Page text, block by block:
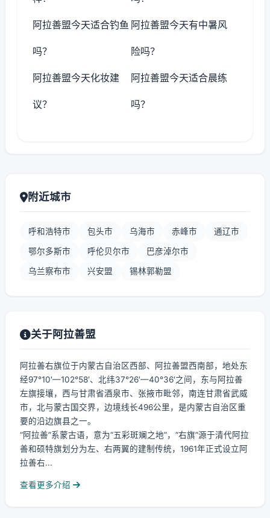
阿拉善盟今天适合钓鱼
吗？
阿拉善盟今天有中暑风
险吗？
阿拉善盟今天化妆建
议？
阿拉善盟今天适合晨练
吗？
附近城市
呼和浩特市 包头市 乌海市 赤峰市 通辽市
鄂尔多斯市 呼伦贝尔市 巴彦淖尔市
乌兰察布市 兴安盟 锡林郭勒盟
关于阿拉善盟
阿拉善右旗位于内蒙古自治区西部、阿拉善盟西南部，地处东
经97°10′—102°58′、北纬37°26′—40°36′之间，东与阿拉善
左旗接壤，西与甘肃省酒泉市、张掖市毗邻，南连甘肃省武威
市，北与蒙古国交界，边境线长496公里，是内蒙古自治区重
要的沿边旗县之一。
“阿拉善”系蒙古语，意为“五彩斑斓之地”，“右旗”源于清代阿拉
善和硕特旗划分为左、右两翼的建制传统，1961年正式设立阿
拉善右...
查看更多介绍